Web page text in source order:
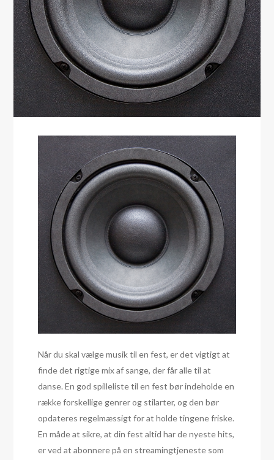
Når du skal vælge musik til en fest, er det vigtigt at
finde det rigtige mix af sange, der får alle til at
danse. En god spilleliste til en fest bør indeholde en
række forskellige genrer og stilarter, og den bør
opdateres regelmæssigt for at holde tingene friske.
En måde at sikre, at din fest altid har de nyeste hits,
er ved at abonnere på en streamingtjeneste som